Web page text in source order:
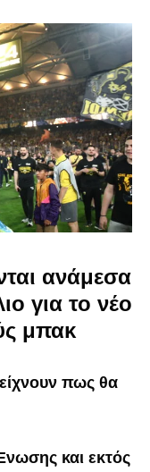
ανάμεσα
για το νέο
μπακ
πως θα
και εκτός